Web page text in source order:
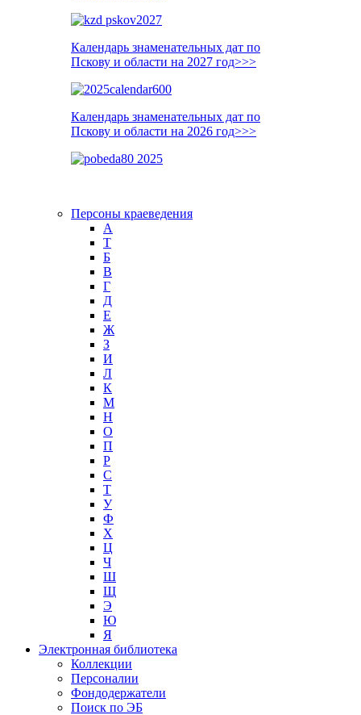
Календарь знаменательных дат по
Пскову и области на 2027 год>>>
Календарь знаменательных дат по
Пскову и области на 2026 год>>>
Персоны краеведения
А
T
Б
В
Г
Д
Е
Ж
З
И
Л
К
М
Н
О
П
Р
С
Т
У
Ф
Х
Ц
Ч
Ш
Щ
Э
Ю
Я
Электронная библиотека
Коллекции
Персоналии
Фондодержатели
Поиск по ЭБ